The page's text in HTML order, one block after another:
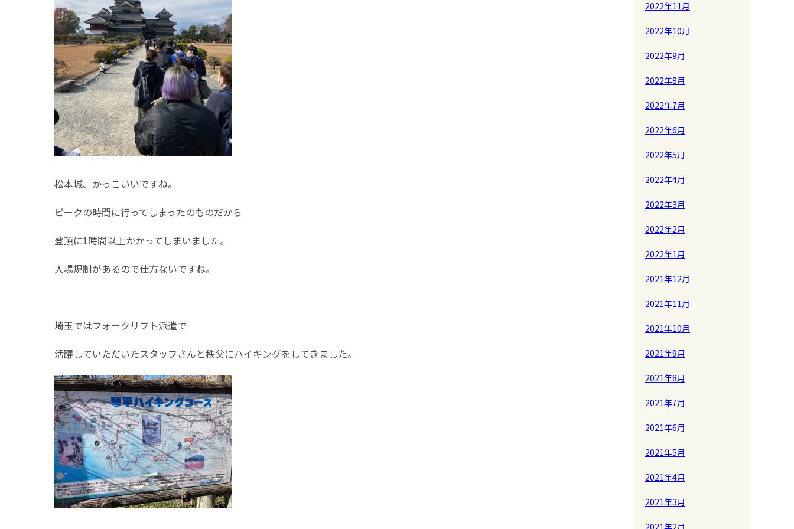
松本城、かっこいいですね。
ピークの時間に行ってしまったのものだから
登頂に1時間以上かかってしまいました。
入場規制があるので仕方ないですね。
埼玉ではフォークリフト派遣で
活躍していただいたスタッフさんと秩父にハイキングをしてきました。
2022年11月
2022年10月
2022年9月
2022年8月
2022年7月
2022年6月
2022年5月
2022年4月
2022年3月
2022年2月
2022年1月
2021年12月
2021年11月
2021年10月
2021年9月
2021年8月
2021年7月
2021年6月
2021年5月
2021年4月
2021年3月
2021年2月